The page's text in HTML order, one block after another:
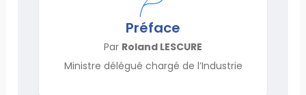
Préface
Par Roland LESCURE
Ministre délégué chargé de l’Industrie